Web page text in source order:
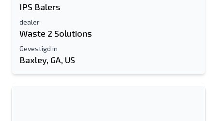
IPS Balers
dealer
Waste 2 Solutions
Gevestigd in
Baxley, GA, US